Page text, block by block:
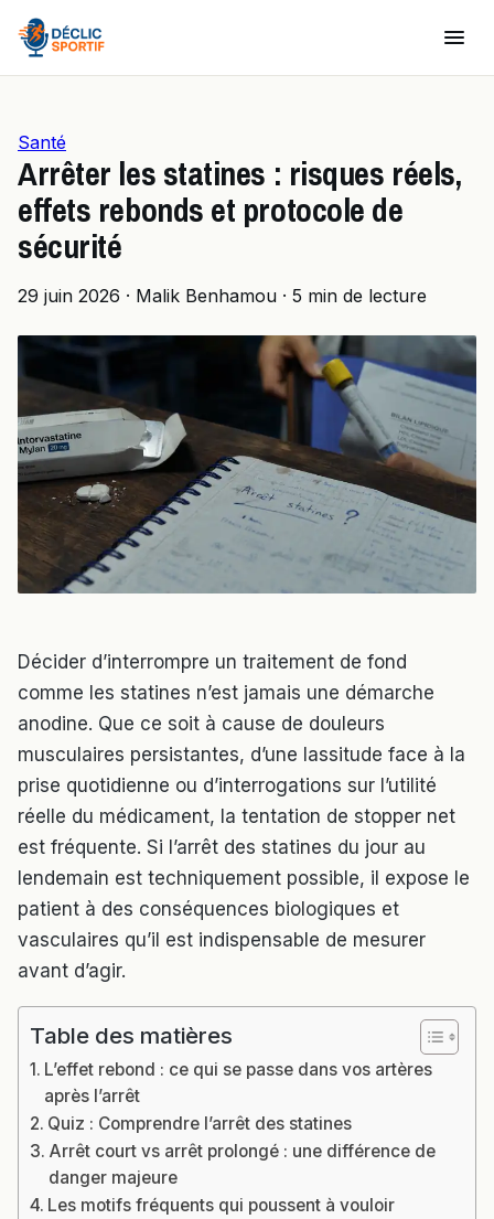
Santé
Arrêter les statines : risques réels,
effets rebonds et protocole de
sécurité
29 juin 2026 · Malik Benhamou · 5 min de lecture
Décider d’interrompre un traitement de fond
comme les statines n’est jamais une démarche
anodine. Que ce soit à cause de douleurs
musculaires persistantes, d’une lassitude face à la
prise quotidienne ou d’interrogations sur l’utilité
réelle du médicament, la tentation de stopper net
est fréquente. Si l’arrêt des statines du jour au
lendemain est techniquement possible, il expose le
patient à des conséquences biologiques et
vasculaires qu’il est indispensable de mesurer
avant d’agir.
Table des matières
L’effet rebond : ce qui se passe dans vos artères
après l’arrêt
Quiz : Comprendre l’arrêt des statines
Arrêt court vs arrêt prolongé : une différence de
danger majeure
Les motifs fréquents qui poussent à vouloir